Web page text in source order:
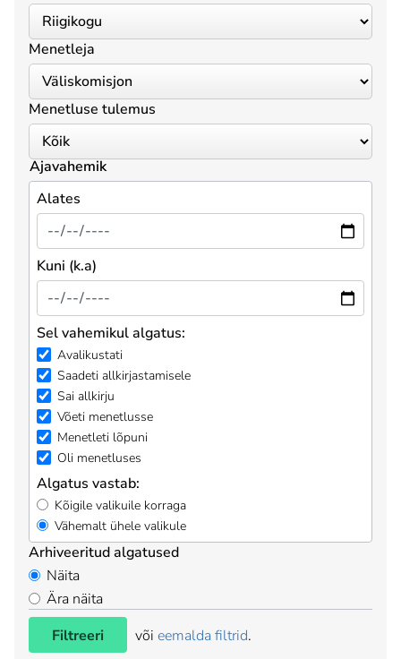
Menetleja
Menetluse tulemus
Ajavahemik
Alates
Kuni (k.a)
Sel vahemikul algatus:
Avalikustati
Saadeti allkirjastamisele
Sai allkirju
Võeti menetlusse
Menetleti lõpuni
Oli menetluses
Algatus vastab:
Kõigile valikuile korraga
Vähemalt ühele valikule
Arhiveeritud algatused
Näita
Ära näita
Filtreeri
või eemalda filtrid.